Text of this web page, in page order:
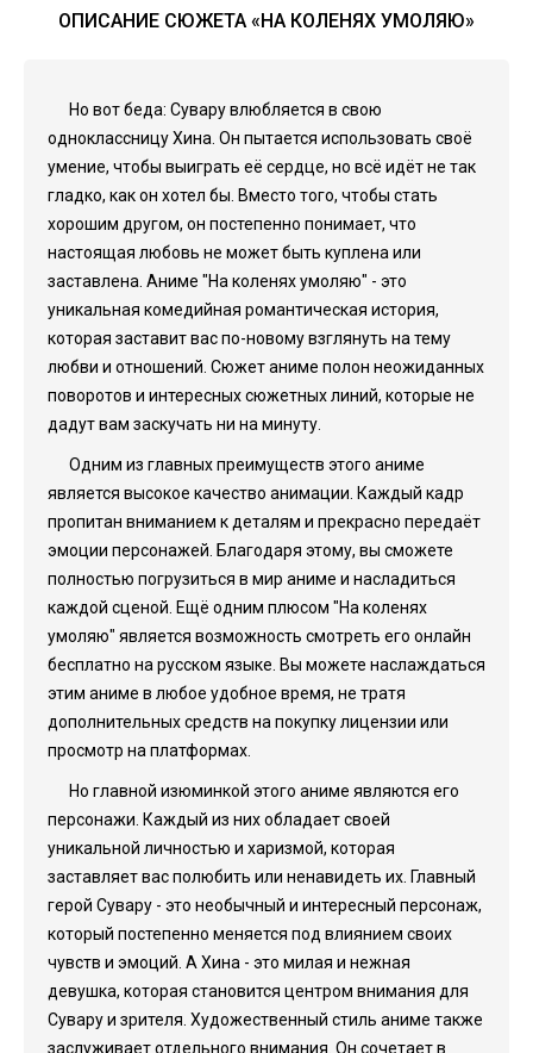
ОПИСАНИЕ СЮЖЕТА «НА КОЛЕНЯХ УМОЛЯЮ»
Но вот беда: Сувару влюбляется в свою
одноклассницу Хина. Он пытается использовать своё
умение, чтобы выиграть её сердце, но всё идёт не так
гладко, как он хотел бы. Вместо того, чтобы стать
хорошим другом, он постепенно понимает, что
настоящая любовь не может быть куплена или
заставлена. Аниме "На коленях умоляю" - это
уникальная комедийная романтическая история,
которая заставит вас по-новому взглянуть на тему
любви и отношений. Сюжет аниме полон неожиданных
поворотов и интересных сюжетных линий, которые не
дадут вам заскучать ни на минуту.
Одним из главных преимуществ этого аниме
является высокое качество анимации. Каждый кадр
пропитан вниманием к деталям и прекрасно передаёт
эмоции персонажей. Благодаря этому, вы сможете
полностью погрузиться в мир аниме и насладиться
каждой сценой. Ещё одним плюсом "На коленях
умоляю" является возможность смотреть его онлайн
бесплатно на русском языке. Вы можете наслаждаться
этим аниме в любое удобное время, не тратя
дополнительных средств на покупку лицензии или
просмотр на платформах.
Но главной изюминкой этого аниме являются его
персонажи. Каждый из них обладает своей
уникальной личностью и харизмой, которая
заставляет вас полюбить или ненавидеть их. Главный
герой Сувару - это необычный и интересный персонаж,
который постепенно меняется под влиянием своих
чувств и эмоций. А Хина - это милая и нежная
девушка, которая становится центром внимания для
Сувару и зрителя. Художественный стиль аниме также
заслуживает отдельного внимания. Он сочетает в